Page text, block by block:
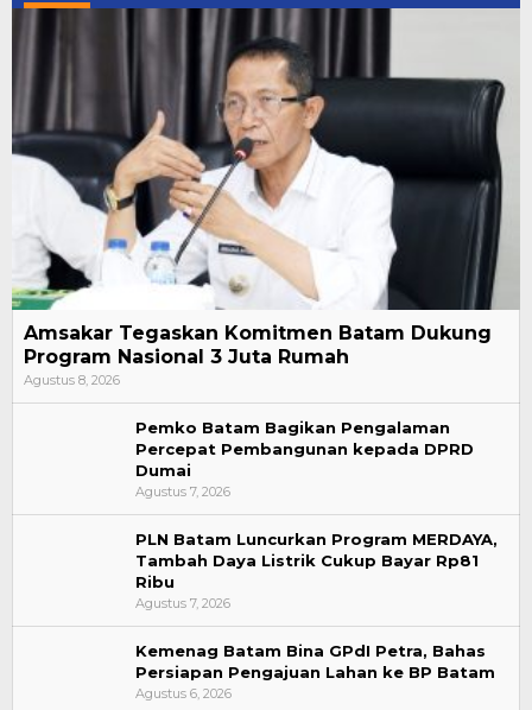
Amsakar Tegaskan Komitmen Batam Dukung
Program Nasional 3 Juta Rumah
Agustus 8, 2026
Pemko Batam Bagikan Pengalaman
Percepat Pembangunan kepada DPRD
Dumai
Agustus 7, 2026
PLN Batam Luncurkan Program MERDAYA,
Tambah Daya Listrik Cukup Bayar Rp81
Ribu
Agustus 7, 2026
Kemenag Batam Bina GPdI Petra, Bahas
Persiapan Pengajuan Lahan ke BP Batam
Agustus 6, 2026